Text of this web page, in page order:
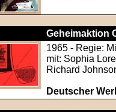
Geheimaktion
1965 - Regie:
mit: Sophia
Richard
Deutscher